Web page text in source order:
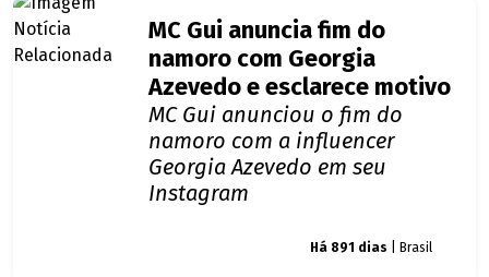
MC Gui anuncia fim do
namoro com Georgia
Azevedo e esclarece motivo
MC Gui anunciou o fim do
namoro com a influencer
Georgia Azevedo em seu
Instagram
Há 891 dias | Brasil